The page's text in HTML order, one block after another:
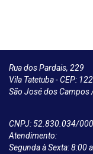
Rua dos Pardais, 229
Vila Tatetuba - CEP:
São José dos Campos
CNPJ: 52.830.034/
Atendimento:
Segunda à Sexta: 8:00